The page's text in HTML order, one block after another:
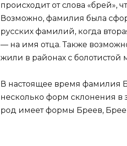
происходит от слова «брей»,
Возможно, фамилия была
русских фамилий, когда
— на имя отца. Также
жили в районах с болотистой
В настоящее время фамилия
несколько форм склонения в
род имеет формы Бреев,